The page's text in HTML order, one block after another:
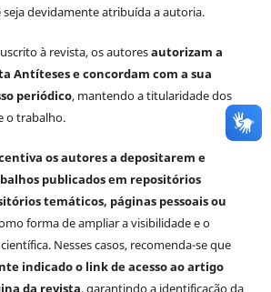
seja devidamente atribuída a autoria.
à revista, os autoresautorizam a
Antíteses e concordam com a sua
periódico, mantendo a titularidade dos
o trabalho.
os autores a depositarem e
publicados em repositórios
temáticos, páginas pessoais ou
forma de ampliar a visibilidade e o
Nesses casos, recomenda-se que
indicado o link de acesso ao artigo
da revista, garantindo a identificação da